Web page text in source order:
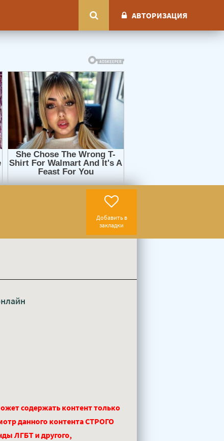
АВТОРИЗАЦИЯ
Добавить в
закладки
содержать контент только
данного контента СТРОГО
ЛГБТ и другого,